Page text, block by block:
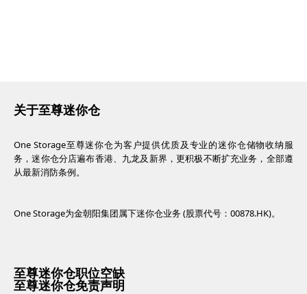
关于至尊迷你仓
One Storage至尊迷你仓为客户提供优质及专业的迷你仓储物收纳服
务，迷你仓分店遍布香港、九龙及新界，更积极不断扩充业务，全部遵
从最新消防条例。
One Storage为金朝阳集团属下迷你仓业务 (股票代号：00878.HK)。
至尊迷你仓职位空缺
至尊迷你仓免责声明